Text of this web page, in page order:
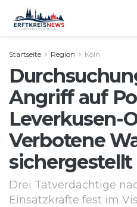
Startseite Region Köln
Angriff auf
Leverkusen-
Verbotene
sichergestellt
Drei Tatverdächtige
Einsatzkräfte fest im